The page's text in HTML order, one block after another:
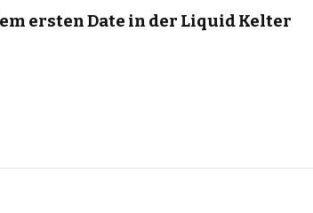
ersten Date in der Liquid Kelter